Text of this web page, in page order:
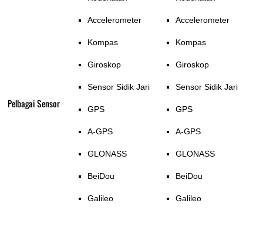
Pelbagai Sensor
Accelerometer
Kompas
Giroskop
Sensor Sidik Jari
GPS
A-GPS
GLONASS
BeiDou
Galileo
Accelerometer
Kompas
Giroskop
Sensor Sidik Jari
GPS
A-GPS
GLONASS
BeiDou
Galileo